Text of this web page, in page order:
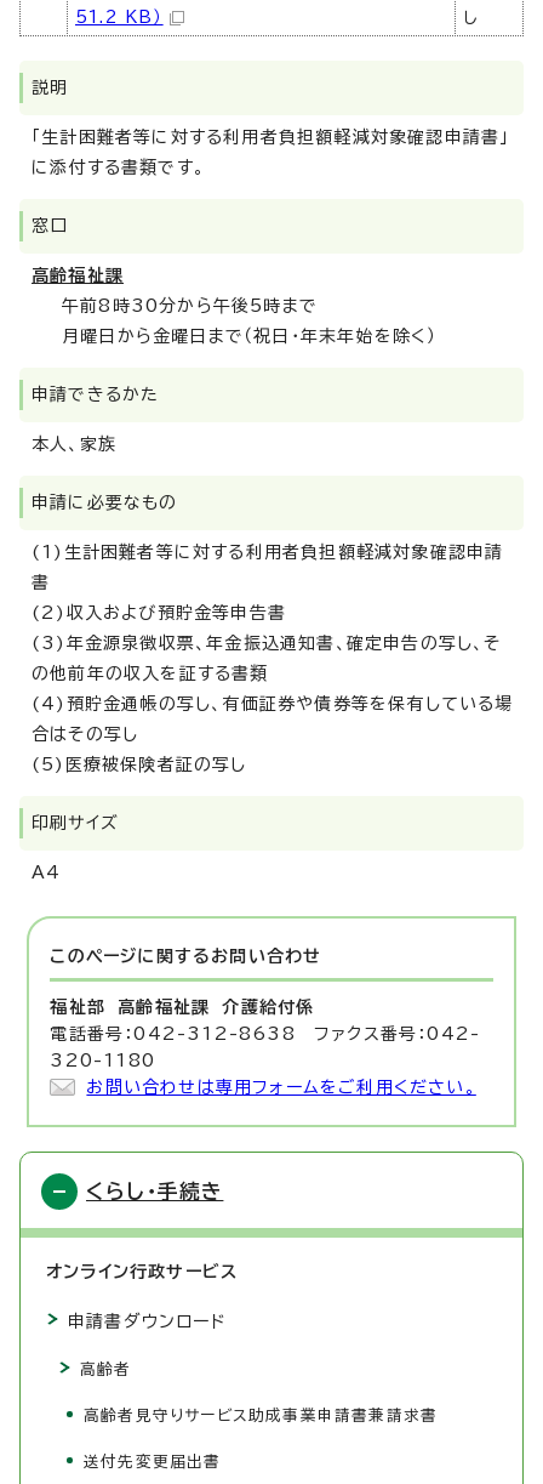
51.2 KB）
し
説明
「生計困難者等に対する利用者負担額軽減対象確認申請書」
に添付する書類です。
窓口
高齢福祉課
午前8時30分から午後5時まで
月曜日から金曜日まで（祝日・年末年始を除く）
申請できるかた
本人、家族
申請に必要なもの
(1)生計困難者等に対する利用者負担額軽減対象確認申請
書
(2)収入および預貯金等申告書
(3)年金源泉徴収票、年金振込通知書、確定申告の写し、そ
の他前年の収入を証する書類
(4)預貯金通帳の写し、有価証券や債券等を保有している場
合はその写し
(5)医療被保険者証の写し
印刷サイズ
A4
このページに関する お問い合わせ
福祉部 高齢福祉課 介護給付係
電話番号：042-312-8638 ファクス番号：042-
320-1180
お問い合わせは専用フォームをご利用ください。
くらし・手続き
オンライン行政サービス
申請書ダウンロード
高齢者
高齢者見守りサービス助成事業申請書兼請求書
送付先変更届出書